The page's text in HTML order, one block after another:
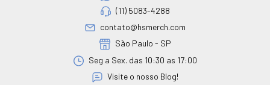
(11) 5083-4288
contato@hsmerch.com
São Paulo - SP
Seg a Sex. das 10:30 as 17:00
Visite o nosso Blog!